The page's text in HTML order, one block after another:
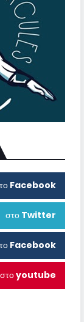
Facebook
στο Twitter
Facebook
στοyoutube